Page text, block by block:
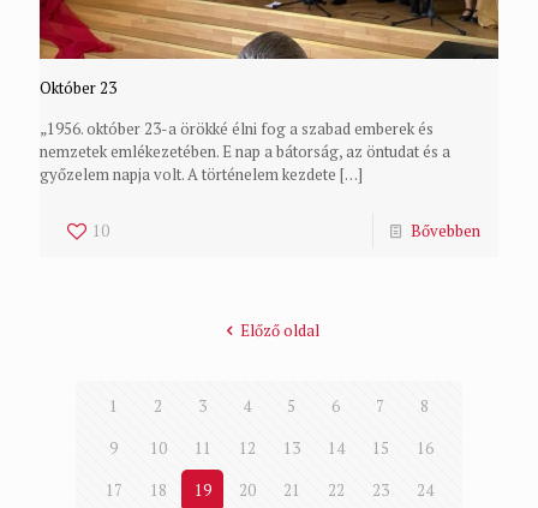
Október 23
„1956. október 23-a örökké élni fog a szabad emberek és
nemzetek emlékezetében. E nap a bátorság, az öntudat és a
győzelem napja volt. A történelem kezdete […]
10 Bővebben
Előző oldal
1 2 3 4 5 6 7
8
9
10 11 12 13 14 15
16
17
18 19 20 21 22 23
24